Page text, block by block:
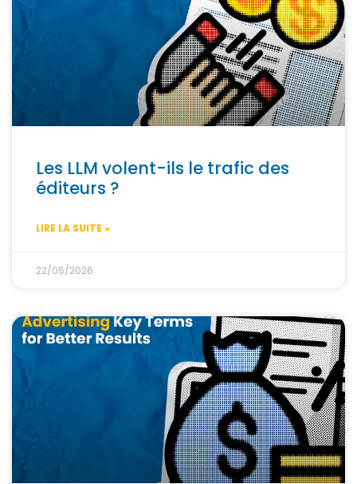
Les LLM volent-ils le trafic des
éditeurs ?
LIRE LA SUITE »
22/05/2026